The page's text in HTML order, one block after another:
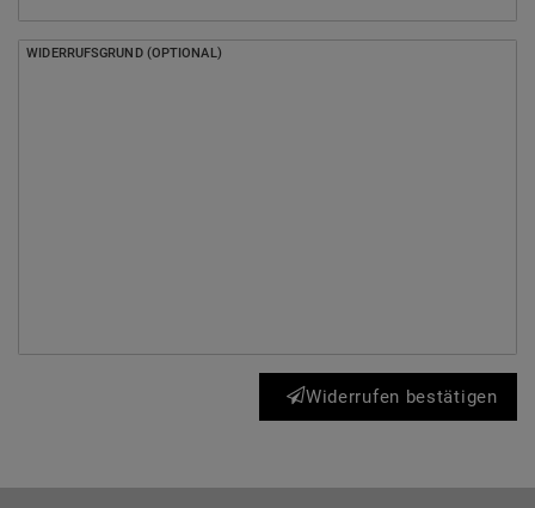
WIDERRUFSGRUND (OPTIONAL)
Widerrufen bestätigen